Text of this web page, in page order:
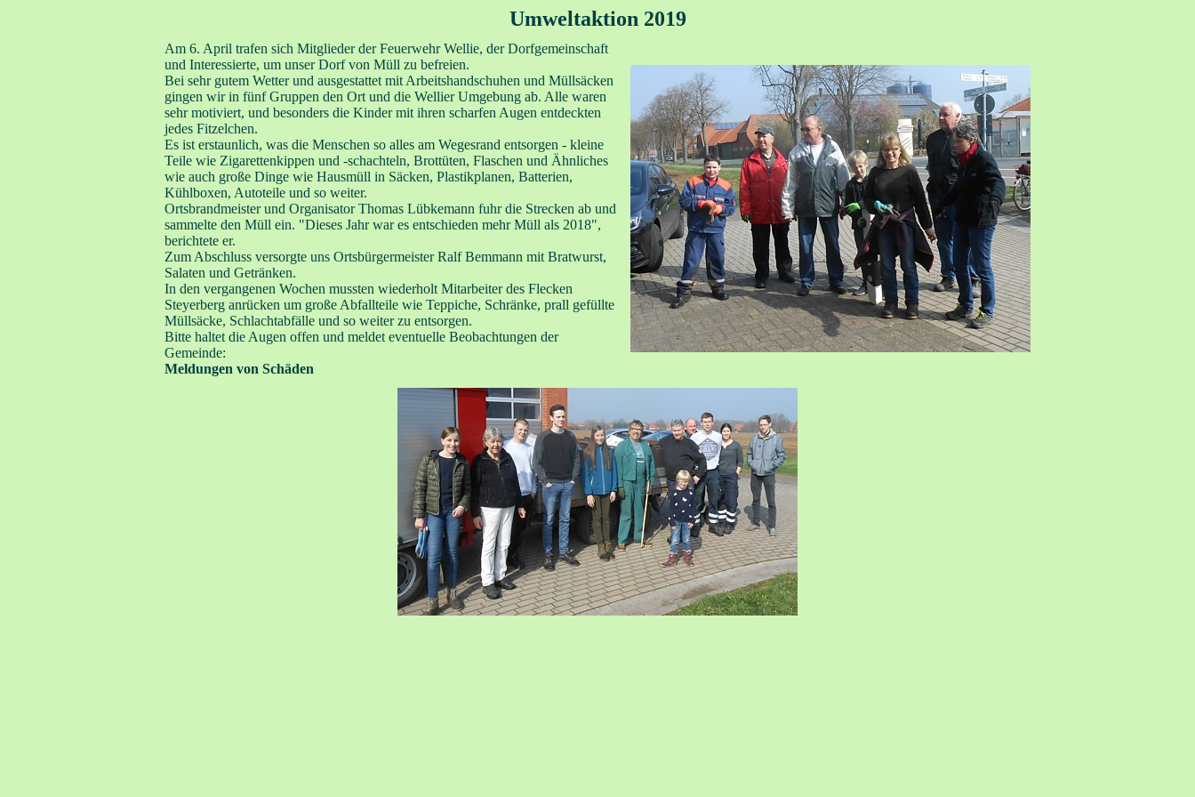
Umweltaktion 2019
Am 6. April trafen sich Mitglieder der Feuerwehr Wellie, der Dorfgemeinschaft
und Interessierte, um unser Dorf von Müll zu befreien.
Bei sehr gutem Wetter und ausgestattet mit Arbeitshandschuhen und Müllsäcken
gingen wir in fünf Gruppen den Ort und die Wellier Umgebung ab. Alle waren
sehr motiviert, und besonders die Kinder mit ihren scharfen Augen entdeckten
jedes Fitzelchen.
Es ist erstaunlich, was die Menschen so alles am Wegesrand entsorgen - kleine
Teile wie Zigarettenkippen und -schachteln, Brottüten, Flaschen und Ähnliches
wie auch große Dinge wie Hausmüll in Säcken, Plastikplanen, Batterien,
Kühlboxen, Autoteile und so weiter.
Ortsbrandmeister und Organisator Thomas Lübkemann fuhr die Strecken ab und
sammelte den Müll ein. "Dieses Jahr war es entschieden mehr Müll als 2018",
berichtete er.
Zum Abschluss versorgte uns Ortsbürgermeister Ralf Bemmann mit Bratwurst,
Salaten und Getränken.
In den vergangenen Wochen mussten wiederholt Mitarbeiter des Flecken
Steyerberg anrücken um große Abfallteile wie Teppiche, Schränke, prall gefüllte
Müllsäcke, Schlachtabfälle und so weiter zu entsorgen.
Bitte haltet die Augen offen und meldet eventuelle Beobachtungen der
Gemeinde:
Meldungen von Schäden